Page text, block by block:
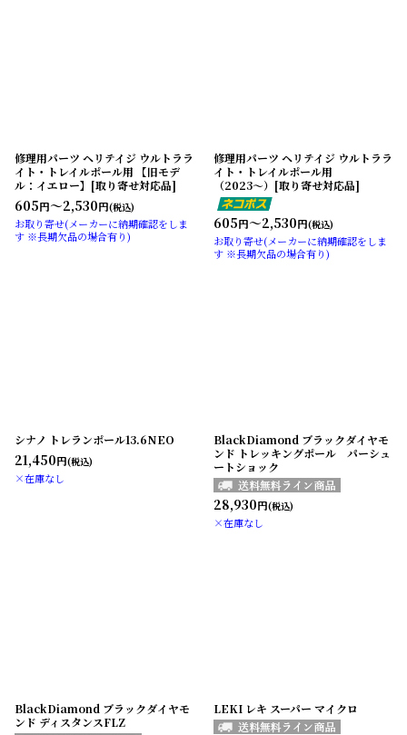
修理用パーツ ヘリテイジ ウルトララ
イト・トレイルポール用 【旧モデ
ル：イエロー】[取り寄せ対応品]
605円～2,530円(税込)
お取り寄せ(メーカーに納期確認をしま
す ※長期欠品の場合有り)
修理用パーツ ヘリテイジ ウルトララ
イト・トレイルポール用
（2023〜）[取り寄せ対応品]
605円～2,530円(税込)
お取り寄せ(メーカーに納期確認をしま
す ※長期欠品の場合有り)
シナノ トレランポール13.6NEO
21,450円(税込)
×在庫なし
BlackDiamond ブラックダイヤモ
ンド トレッキングポール パーシュ
ートショック
28,930円(税込)
×在庫なし
BlackDiamond ブラックダイヤモ
ンド ディスタンスFLZ
LEKI レキ スーパー マイクロ